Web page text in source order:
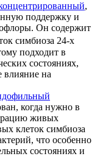
,
поддержку и
Он содержит
симбиоза 24-х
подходит в
состояниях,
влияние на
когда нужно в
живых
клеток симбиоза
что особенно
состояниях и